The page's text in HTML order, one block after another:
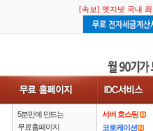
[속보] 엣지넷 국내
5분만에 만드는
무료홈페이지
서버 호스팅
코로케이션